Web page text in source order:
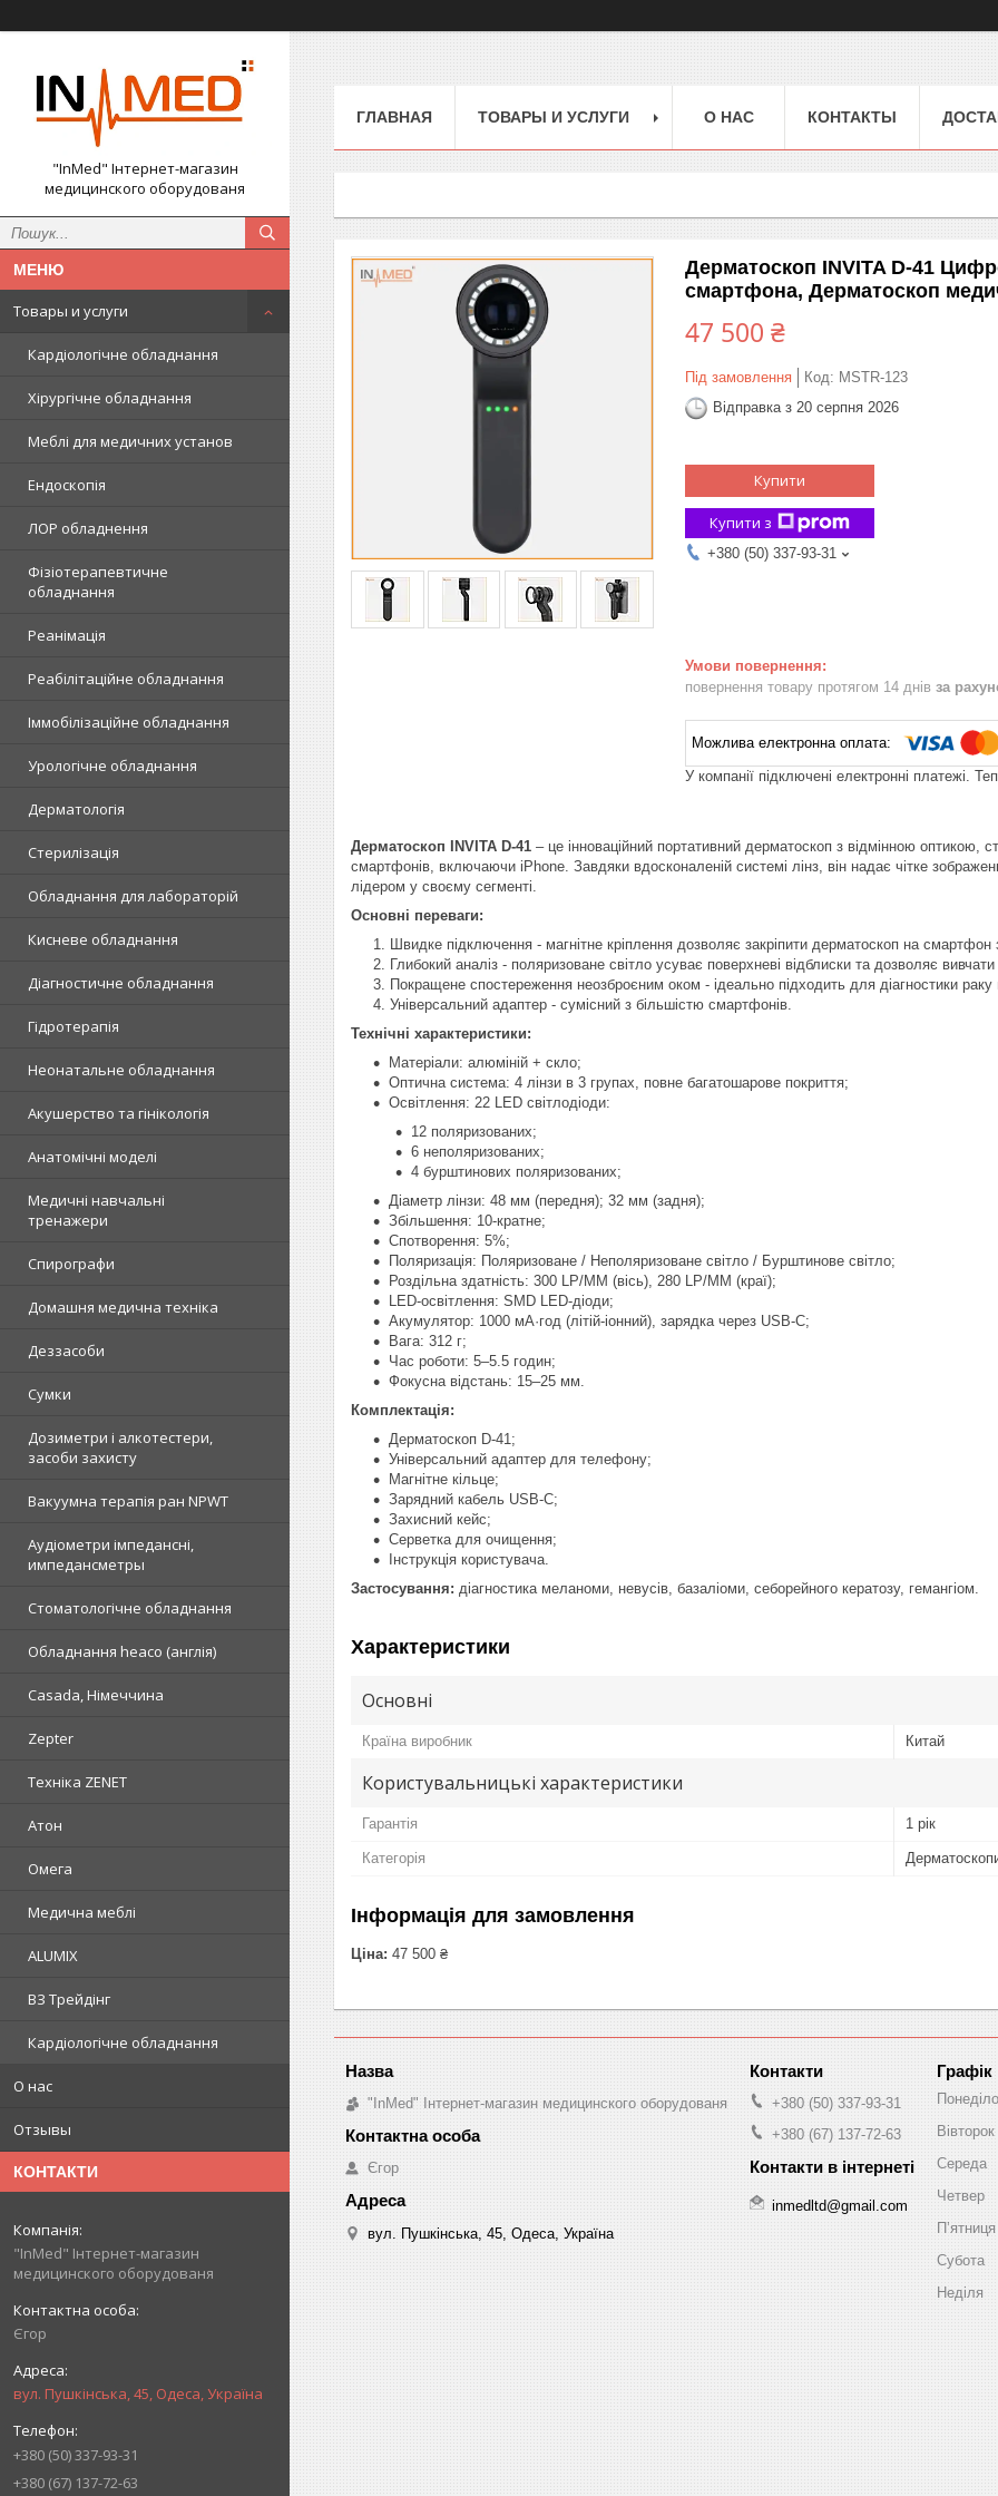
"InMed" Інтернет-магазин
медицинского оборудованя
Товары и услуги
Кардіологічне обладнання
Хірургічне обладнання
Меблі для медичних установ
Ендоскопія
ЛОР обладнення
Фізіотерапевтичне
обладнання
Реанімація
Реабілітаційне обладнання
Іммобілізаційне обладнання
Урологічне обладнання
Дерматологія
Стерилізація
Обладнання для лабораторій
Кисневе обладнання
Діагностичне обладнання
Гідротерапія
Неонатальне обладнання
Акушерство та гінікологія
Анатомічні моделі
Медичні навчальні
тренажери
Спирографи
Домашня медична техніка
Деззасоби
Сумки
Дозиметри і алкотестери,
засоби захисту
Вакуумна терапія ран NPWT
Аудіометри імпедансні,
импедансметры
Стоматологічне обладнання
Обладнання heaco (англія)
Casada, Німеччина
Zepter
Техніка ZENET
Атон
Омега
Медична меблі
ALUMIX
ВЗ Трейдінг
Кардіологічне обладнання
О нас
Отзывы
КОНТАКТИ
"InMed" Інтернет-магазин
медицинского оборудованя
Єгор
вул. Пушкінська, 45, Одеса, Україна
+380 (50) 337-93-31
+380 (67) 137-72-63
ГЛАВНАЯ ТОВАРЫ И УСЛУГИ О НАС КОНТАКТЫ
Дерматоскоп INVITA D-41
смартфона, Дерматоскоп
47 500 ₴
Під замовлення Код: MSTR-123
Відправка з 20 серпня 2026
Купити
Купити з
+380 (50) 337-93-31
повернення товару протягом 14 днів за
У компанії підключені електронні платежі.
Дерматоскоп INVITA D-41 – це інноваційний портативний дерматоскоп з відмінною оптикою,
смартфонів, включаючи iPhone. Завдяки вдосконаленій системі лінз, він надає чітке
лідером у своєму сегменті.
Основні переваги:
Швидке підключення - магнітне кріплення дозволяє закріпити дерматоскоп на смартфон
Глибокий аналіз - поляризоване світло усуває поверхневі відблиски та дозволяє
Покращене спостереження неозброєним оком - ідеально підходить для діагностики раку
Універсальний адаптер - сумісний з більшістю смартфонів.
Технічні характеристики:
Матеріали: алюміній + скло;
Оптична система: 4 лінзи в 3 групах, повне багатошарове покриття;
Освітлення: 22 LED світлодіоди:
12 поляризованих;
6 неполяризованих;
4 бурштинових поляризованих;
Діаметр лінзи: 48 мм (передня); 32 мм (задня);
Збільшення: 10-кратне;
Спотворення: 5%;
Поляризація: Поляризоване / Неполяризоване світло / Бурштинове світло;
Роздільна здатність: 300 LP/MM (вісь), 280 LP/MM (краї);
LED-освітлення: SMD LED-діоди;
Акумулятор: 1000 мА·год (літій-іонний), зарядка через USB-C;
Вага: 312 г;
Час роботи: 5–5.5 годин;
Фокусна відстань: 15–25 мм.
Комплектація:
Дерматоскоп D-41;
Універсальний адаптер для телефону;
Магнітне кільце;
Зарядний кабель USB-C;
Захисний кейс;
Серветка для очищення;
Інструкція користувача.
Застосування: діагностика меланоми, невусів, базаліоми, себорейного кератозу, гемангіом.
Характеристики
Основні
Країна виробник Китай
Користувальницькі характеристики
Гарантія 1 рік
Категорія
Інформація для замовлення
Ціна: 47 500 ₴
"InMed" Інтернет-магазин медицинского оборудованя
Єгор
вул. Пушкінська, 45, Одеса, Україна
+380 (50) 337-93-31
+380 (67) 137-72-63
inmedltd@gmail.com
Вівторок
Середа
Четвер
Пʼятниця
Субота
Неділя